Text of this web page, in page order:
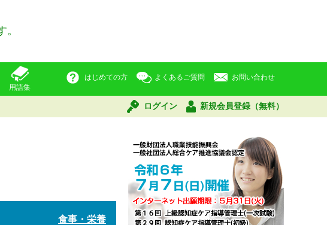
用語集
はじめての方 よくあるご質問 お問い合わせ
ログイン 新規会員登録（無料）
食事・栄養